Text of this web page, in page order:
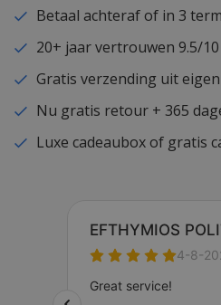
Betaal achteraf of in 3
20+ jaar vertrouwen 9.5/10
Gratis verzending uit
Nu gratis retour + 365
Luxe cadeaubox of gratis